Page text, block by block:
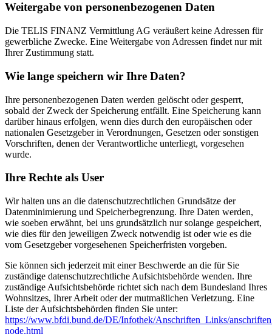
Weitergabe von personenbezogenen Daten
Die TELIS FINANZ Vermittlung AG veräußert keine Adressen für
gewerbliche Zwecke. Eine Weitergabe von Adressen findet nur mit
Ihrer Zustimmung statt.
Wie lange speichern wir Ihre Daten?
Ihre personenbezogenen Daten werden gelöscht oder gesperrt,
sobald der Zweck der Speicherung entfällt. Eine Speicherung kann
darüber hinaus erfolgen, wenn dies durch den europäischen oder
nationalen Gesetzgeber in Verordnungen, Gesetzen oder sonstigen
Vorschriften, denen der Verantwortliche unterliegt, vorgesehen
wurde.
Ihre Rechte als User
Wir halten uns an die datenschutzrechtlichen Grundsätze der
Datenminimierung und Speicherbegrenzung. Ihre Daten werden,
wie soeben erwähnt, bei uns grundsätzlich nur solange gespeichert,
wie dies für den jeweiligen Zweck notwendig ist oder wie es die
vom Gesetzgeber vorgesehenen Speicherfristen vorgeben.
Sie können sich jederzeit mit einer Beschwerde an die für Sie
zuständige datenschutzrechtliche Aufsichtsbehörde wenden. Ihre
zuständige Aufsichtsbehörde richtet sich nach dem Bundesland Ihres
Wohnsitzes, Ihrer Arbeit oder der mutmaßlichen Verletzung. Eine
Liste der Aufsichtsbehörden finden Sie unter:
https://www.bfdi.bund.de/DE/Infothek/Anschriften_Links/
node.html